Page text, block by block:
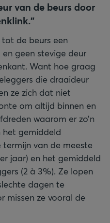
van de beurs door
de beurs een
geen stevige deur
Want hoe graag
die draaideur
ze zich dat niet
om altijd binnen en
waarom er zo’n
gemiddeld
van de meeste
jaar) en het gemiddeld
(2 à 3%). Ze lopen
dagen te
missen ze vooral de